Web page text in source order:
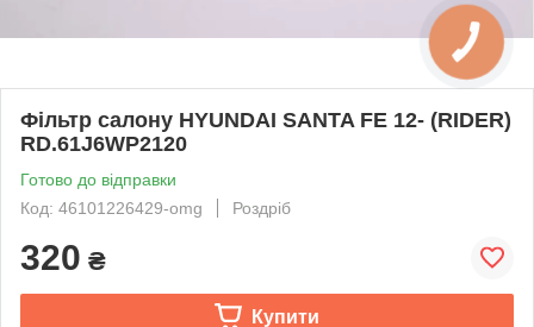
Фільтр салону HYUNDAI SANTA FE 12- (RIDER)
RD.61J6WP2120
Готово до відправки
Код: 46101226429-omg
Роздріб
320 ₴
Купити